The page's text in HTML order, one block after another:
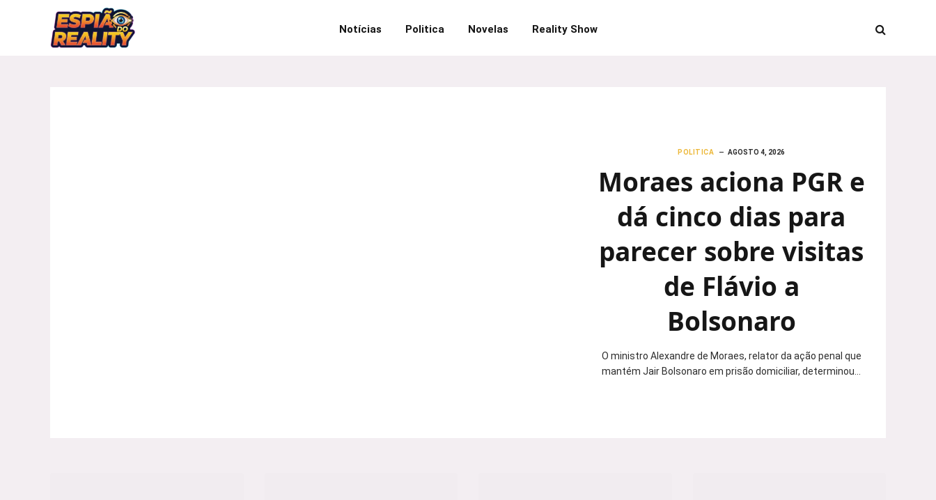
Notícias Politica Novelas Reality Show
POLITICA AGOSTO 4, 2026
Moraes aciona PGR e
dá cinco dias para
parecer sobre visitas
de Flávio a
Bolsonaro
O ministro Alexandre de Moraes, relator da ação penal que
mantém Jair Bolsonaro em prisão domiciliar, determinou…